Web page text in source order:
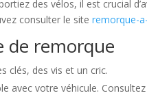
des vélos, il est crucial
consulter le siteremorque-
de remorque
clés, des vis et un cric.
avec votre véhicule.